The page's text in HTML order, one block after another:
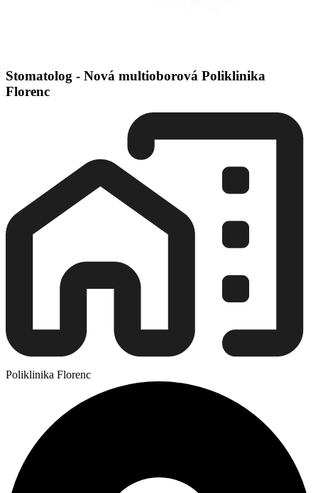
Stomatolog - Nová multioborová Poliklinika
Florenc
Poliklinika Florenc